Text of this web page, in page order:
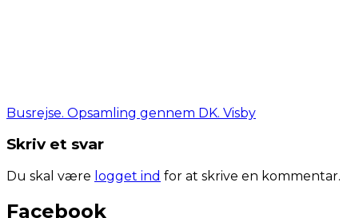
Busrejse. Opsamling gennem DK. Visby
Skriv et svar
Du skal være logget ind for at skrive en kommentar.
Facebook